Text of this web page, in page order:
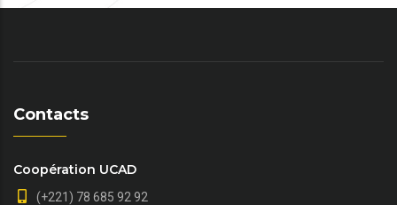
Contacts
Coopération UCAD
(+221) 78 685 92 92